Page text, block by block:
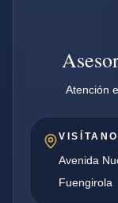
Atención
Avenida
Fuengirola